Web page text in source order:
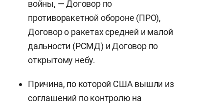
войны, — Договор по
противоракетной обороне (ПРО),
Договор о ракетах средней и малой
дальности (РСМД) и Договор по
открытому небу.
Причина, по которой США вышли из
соглашений по контролю на